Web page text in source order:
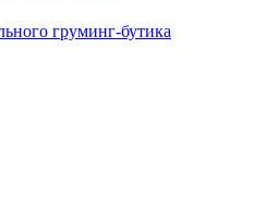
груминг-бутика